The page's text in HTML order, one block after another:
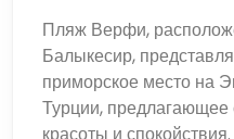
Пляж Верфи,
Балыкесир,
приморское место на
Турции, предлагающее
красоты и